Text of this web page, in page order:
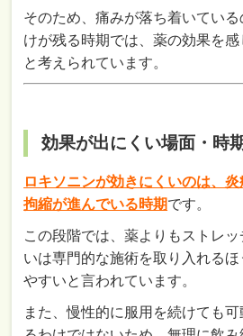
そのため、痛みが落ち着いてい
けが残る時期では、薬の効果を
と考えられています。
効果が出にくい場面・時
ロキソニンが効きにくいのは、
拘縮が進んでいる時期です。
この段階では、薬よりもストレ
いは専門的な施術を取り入れるほ
やすいと言われています。
また、慢性的に服用を続けても